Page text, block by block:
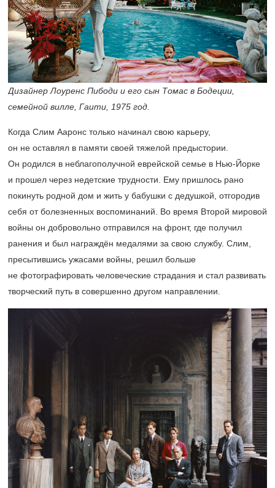
Дизайнер Лоуренс Пибоди и его сын Томас в Бодеции,
семейной вилле, Гаити, 1975 год.
Когда Слим Ааронс только начинал свою карьеру,
он не оставлял в памяти своей тяжелой предыстории.
Он родился в неблагополучной еврейской семье в Нью-Йорке
и прошел через недетские трудности. Ему пришлось рано
покинуть родной дом и жить у бабушки с дедушкой, отгородив
себя от болезненных воспоминаний. Во время Второй мировой
войны он добровольно отправился на фронт, где получил
ранения и был награждён медалями за свою службу. Слим,
пресытившись ужасами войны, решил больше
не фотографировать человеческие страдания и стал развивать
творческий путь в совершенно другом направлении.